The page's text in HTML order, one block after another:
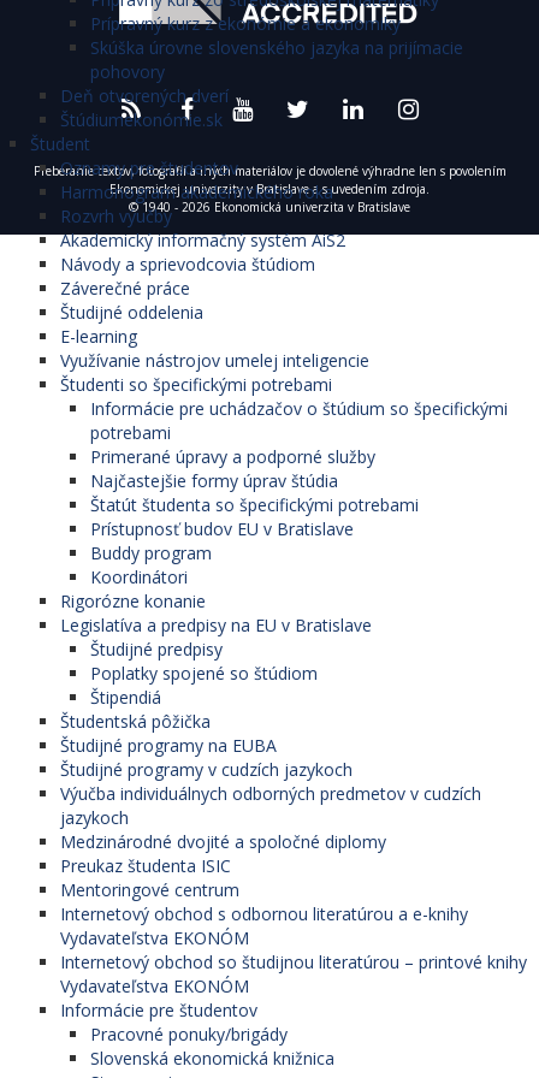
Prípravný kurz z ekonómie a ekonomiky
Skúška úrovne slovenského jazyka na prijímacie
pohovory
Deň otvorených dverí
Štúdiumekonómie.sk
Študent
Oznamy pre študentov
Harmonogram akademického roka
Rozvrh výučby
Akademický informačný systém AiS2
Návody a sprievodcovia štúdiom
Záverečné práce
Študijné oddelenia
E-learning
Využívanie nástrojov umelej inteligencie
Študenti so špecifickými potrebami
Informácie pre uchádzačov o štúdium so špecifickými
potrebami
Primerané úpravy a podporné služby
Najčastejšie formy úprav štúdia
Štatút študenta so špecifickými potrebami
Prístupnosť budov EU v Bratislave
Buddy program
Koordinátori
Rigorózne konanie
Legislatíva a predpisy na EU v Bratislave
Študijné predpisy
Poplatky spojené so štúdiom
Štipendiá
Študentská pôžička
Študijné programy na EUBA
Študijné programy v cudzích jazykoch
Výučba individuálnych odborných predmetov v cudzích
jazykoch
Medzinárodné dvojité a spoločné diplomy
Preukaz študenta ISIC
Mentoringové centrum
Internetový obchod s odbornou literatúrou a e-knihy
Vydavateľstva EKONÓM
Internetový obchod so študijnou literatúrou – printové knihy
Vydavateľstva EKONÓM
Informácie pre študentov
Pracovné ponuky/brigády
Slovenská ekonomická knižnica
Preberanie textov, fotografií a iných materiálov je dovolené výhradne len s povolením
Ekonomickej univerzity v Bratislave a s uvedením zdroja.
© 1940 - 2026 Ekonomická univerzita v Bratislave